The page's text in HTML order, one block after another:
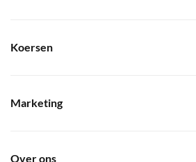
Koersen
Marketing
Over ons